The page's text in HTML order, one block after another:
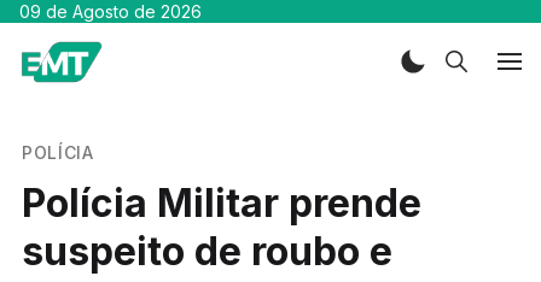
09 de Agosto de 2026
POLÍCIA
Polícia Militar prende
suspeito de roubo e